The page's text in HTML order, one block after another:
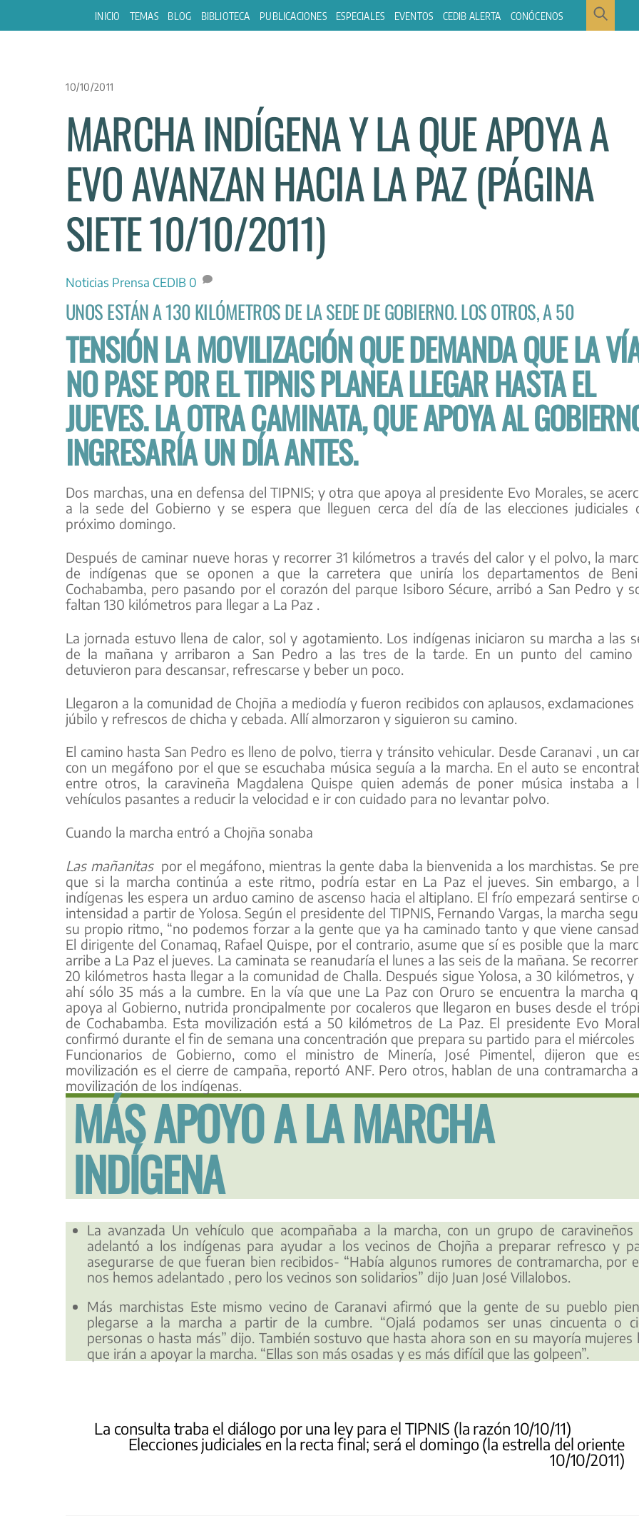
INICIO TEMAS BLOG BIBLIOTECA PUBLICACIONES ESPECIALES EVENTOS CEDIB ALERTA CONÓCENOS
10/10/2011
MARCHA INDÍGENA Y LA QUE APOYA A
EVO AVANZAN HACIA LA PAZ (PÁGINA
SIETE 10/10/2011)
Noticias Prensa CEDIB 0
UNOS ESTÁN A 130 KILÓMETROS DE LA SEDE DE GOBIERNO. LOS OTROS, A 50
TENSIÓNLA MOVILIZACIÓN QUE DEMANDA QUE LA
NO PASE POR EL TIPNIS PLANEA LLEGAR HASTA EL
JUEVES. LA OTRA CAMINATA, QUE APOYA AL
INGRESARÍA UN DÍA ANTES.
Dos marchas, una en defensa del TIPNIS; y otra que apoya al presidente Evo Morales, se
a la sede del Gobierno y se espera que lleguen cerca del día de las elecciones judiciales
próximo domingo.
Después de caminar nueve horas y recorrer 31 kilómetros a través del calor y el polvo, la
de indígenas que se oponen a que la carretera que uniría los departamentos de
Cochabamba, pero pasando por el corazón del parque Isiboro Sécure, arribó a San Pedro y
faltan 130 kilómetros para llegar a La Paz .
La jornada estuvo llena de calor, sol y agotamiento. Los indígenas iniciaron su marcha a las
de la mañana y arribaron a San Pedro a las tres de la tarde. En un punto del camino
detuvieron para descansar, refrescarse y beber un poco.
Llegaron a la comunidad de Chojña a mediodía y fueron recibidos con aplausos, exclamaciones
júbilo y refrescos de chicha y cebada. Allí almorzaron y siguieron su camino.
El camino hasta San Pedro es lleno de polvo, tierra y tránsito vehicular. Desde Caranavi , un
con un megáfono por el que se escuchaba música seguía a la marcha. En el auto se
entre otros, la caravineña Magdalena Quispe quien además de poner música instaba a
vehículos pasantes a reducir la velocidad e ir con cuidado para no levantar polvo.
Cuando la marcha entró a Chojña sonaba
Las mañanitaspor el megáfono, mientras la gente daba la bienvenida a los marchistas. Se
que si la marcha continúa a este ritmo, podría estar en La Paz el jueves. Sin embargo, a
indígenas les espera un arduo camino de ascenso hacia el altiplano. El frío empezará sentirse
intensidad a partir de Yolosa. Según el presidente del TIPNIS, Fernando Vargas, la marcha
su propio ritmo, “no podemos forzar a la gente que ya ha caminado tanto y que viene
El dirigente del Conamaq, Rafael Quispe, por el contrario, asume que sí es posible que la
arribe a La Paz el jueves. La caminata se reanudaría el lunes a las seis de la mañana. Se
20 kilómetros hasta llegar a la comunidad de Challa. Después sigue Yolosa, a 30 kilómetros, y
ahí sólo 35 más a la cumbre. En la vía que une La Paz con Oruro se encuentra la marcha
apoya al Gobierno, nutrida proncipalmente por cocaleros que llegaron en buses desde el
de Cochabamba. Esta movilización está a 50 kilómetros de La Paz. El presidente Evo
confirmó durante el fin de semana una concentración que prepara su partido para el miércoles
Funcionarios de Gobierno, como el ministro de Minería, José Pimentel, dijeron que
movilización es el cierre de campaña, reportó ANF. Pero otros, hablan de una contramarcha
movilización de los indígenas.
MÁS APOYO A LA MARCHA
INDÍGENA
La avanzada Un vehículo que acompañaba a la marcha, con un grupo de caravineños
adelantó a los indígenas para ayudar a los vecinos de Chojña a preparar refresco y
asegurarse de que fueran bien recibidos- “Había algunos rumores de contramarcha, por
nos hemos adelantado , pero los vecinos son solidarios” dijo Juan José Villalobos.
Más marchistas Este mismo vecino de Caranavi afirmó que la gente de su pueblo
plegarse a la marcha a partir de la cumbre. “Ojalá podamos ser unas cincuenta o
personas o hasta más” dijo. También sostuvo que hasta ahora son en su mayoría mujeres
que irán a apoyar la marcha. “Ellas son más osadas y es más difícil que las golpeen”.
La consulta traba el diálogo por una ley para el TIPNIS (la razón 10/10/11)
Elecciones judiciales en la recta final; será el domingo (la estrella del oriente
10/10/2011)